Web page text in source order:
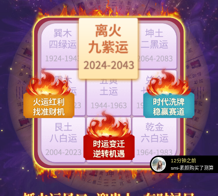
12分钟之前
夏温存购买了测算
8分钟之前
热巴购买了测算
9分钟之前
Queen购买了测算
12分钟之前
喜宴购买了测算
10分钟之前
猫与狗购买了测算
12分钟之前
氧气萌主购买了测算
11分钟之前
过分执着购买了测算
smi-素颜购买了测算
9分钟之前
寶貝吥乖购买了测算
8分钟之前
一纸荒凉购买了测算